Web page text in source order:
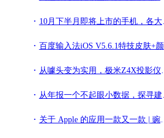
10月下半月即将上市的手机，各大厂商即将大显身手！!
百度输入法iOS V5.6.1特技皮肤+颜文字 丰富个性化表达!
从噱头变为实用，极米Z4X投影仪评测!
从年报一个不起眼小数据，探寻建行“数字化”大乾坤!
关于 Apple 的应用一款又一款 | 豌豆荚一览!